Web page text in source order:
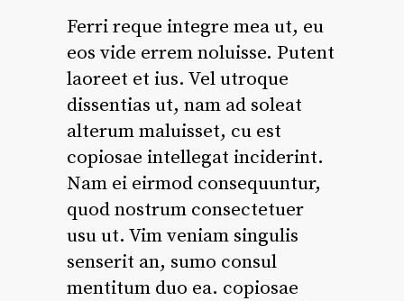
Ferri reque integre mea ut, eu
eos vide errem noluisse. Putent
laoreet et ius. Vel utroque
dissentias ut, nam ad soleat
alterum maluisset, cu est
copiosae intellegat inciderint.
Nam ei eirmod consequuntur,
quod nostrum consectetuer
usu ut. Vim veniam singulis
senserit an, sumo consul
mentitum duo ea. copiosae